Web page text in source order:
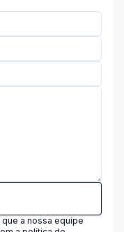
a nossa equipe